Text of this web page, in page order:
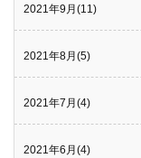
2021年9月(11)
2021年8月(5)
2021年7月(4)
2021年6月(4)